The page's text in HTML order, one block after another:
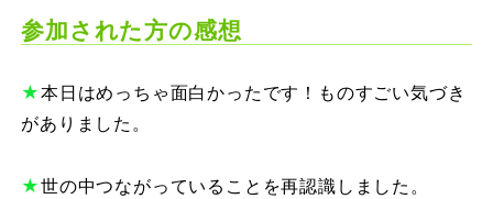
参加された方の感想
★本日はめっちゃ面白かったです！ものすごい気づき
がありました。
★世の中つながっていることを再認識しました。